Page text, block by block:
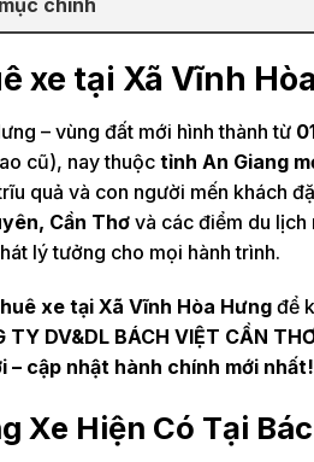
chính
xe tại Xã Vĩnh
– vùng đất mới hình thành từ
cũ), nay thuộctỉnh An Giang
quả và con người mến khách
Cần Thơ và các điểm du lịch
lý tưởng cho mọi hành trình.
xe tại Xã Vĩnh Hòa Hưng để
TY DV&DL BÁCH VIỆT CẦN
– cập nhật hành chính mới nhất!
Xe Hiện Có Tại